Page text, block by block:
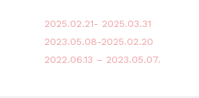
2025.02.21- 2025.03.31
2023.05.08-2025.02.20
2022.06.13 – 2023.05.07.